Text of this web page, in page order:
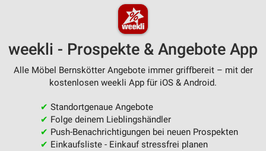
weekli - Prospekte & Angebote App
Alle Möbel Bernskötter Angebote immer griffbereit – mit der
kostenlosen weekli App für iOS & Android.
✔ Standortgenaue Angebote
✔ Folge deinem Lieblingshändler
✔ Push-Benachrichtigungen bei neuen Prospekten
✔ Einkaufsliste - Einkauf stressfrei planen